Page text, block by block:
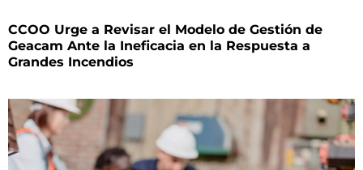
CCOO Urge a Revisar el Modelo de Gestión de
Geacam Ante la Ineficacia en la Respuesta a
Grandes Incendios